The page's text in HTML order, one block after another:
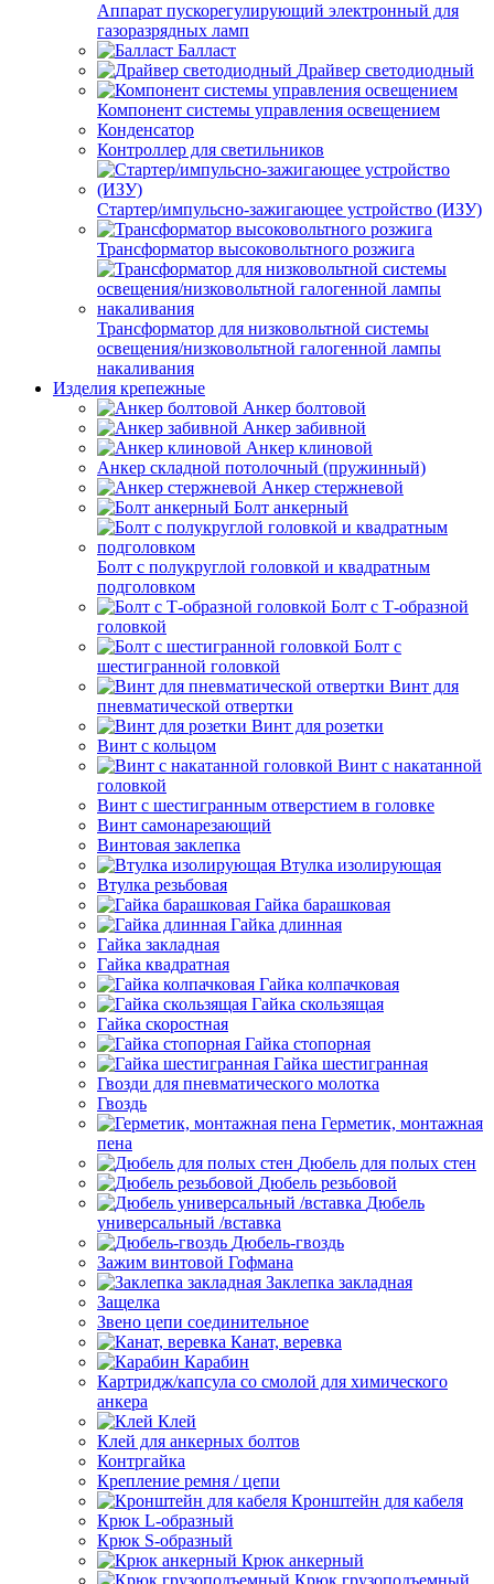
Аппарат пускорегулирующий электронный для
газоразрядных ламп
Балласт
Драйвер светодиодный
Компонент системы управления освещением
Конденсатор
Контроллер для светильников
Стартер/импульсно-зажигающее устройство (ИЗУ)
Трансформатор высоковольтного розжига
Трансформатор для низковольтной системы
освещения/низковольтной галогенной лампы
накаливания
Изделия крепежные
Анкер болтовой
Анкер забивной
Анкер клиновой
Анкер складной потолочный (пружинный)
Анкер стержневой
Болт анкерный
Болт с полукруглой головкой и квадратным
подголовком
Болт с Т-образной
головкой
Болт с
шестигранной головкой
Винт для
пневматической отвертки
Винт для розетки
Винт с кольцом
Винт с накатанной
головкой
Винт с шестигранным отверстием в головке
Винт самонарезающий
Винтовая заклепка
Втулка изолирующая
Втулка резьбовая
Гайка барашковая
Гайка длинная
Гайка закладная
Гайка квадратная
Гайка колпачковая
Гайка скользящая
Гайка скоростная
Гайка стопорная
Гайка шестигранная
Гвозди для пневматического молотка
Гвоздь
Герметик, монтажная
пена
Дюбель для полых стен
Дюбель резьбовой
Дюбель
универсальный /вставка
Дюбель-гвоздь
Зажим винтовой Гофмана
Заклепка закладная
Защелка
Звено цепи соединительное
Канат, веревка
Карабин
Картридж/капсула со смолой для химического
анкера
Клей
Клей для анкерных болтов
Контргайка
Крепление ремня / цепи
Кронштейн для кабеля
Крюк L-образный
Крюк S-образный
Крюк анкерный
Крюк грузоподъемный